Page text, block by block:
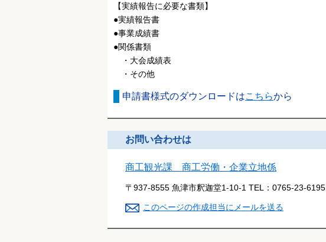
【実績報告に必要な書類】
●実績報告書
●事業成績書
●関係書類
・大会成績表
・その他
申請書様式のダウンロードはこちらから
お問い合わせは
商工観光課 商工労働・企業立地係
〒937-8555 魚津市釈迦堂1-10-1 TEL： 0765-23-6195
このページの作成担当にメールを送る